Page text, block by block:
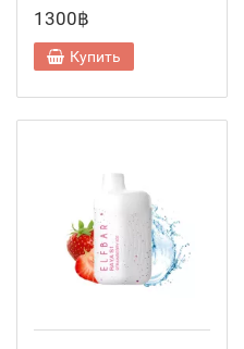
1300฿
Купить